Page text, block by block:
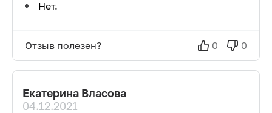
Нет.
Отзыв полезен? 0 0
Екатерина Власова
04.12.2021